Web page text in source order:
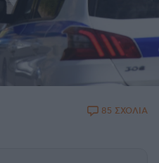
85 ΣΧΟΛΙΑ